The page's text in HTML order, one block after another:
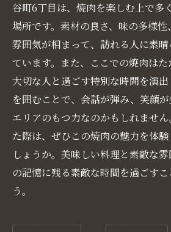
谷町6丁目は、焼肉を楽しむ上で多
場所です。素材の良さ、味の多様
雰囲気が相まって、訪れる人に素
ています。また、ここでの焼肉はた
大切な人と過ごす特別な時間を演
を囲むことで、会話が弾み、笑顔
エリアのもつ力なのかもしれませ
た際は、ぜひこの焼肉の魅力を体
しょうか。美味しい料理と素敵な
の記憶に残る素敵な時間を過ごす
う。